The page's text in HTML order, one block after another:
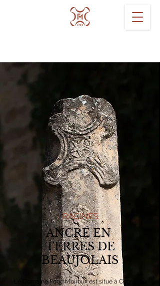
RACINES
ANCRÉ EN
TERRES DE
BEAUJOLAIS
Le Domaine Fond Moiroux est situé à Cogny, au